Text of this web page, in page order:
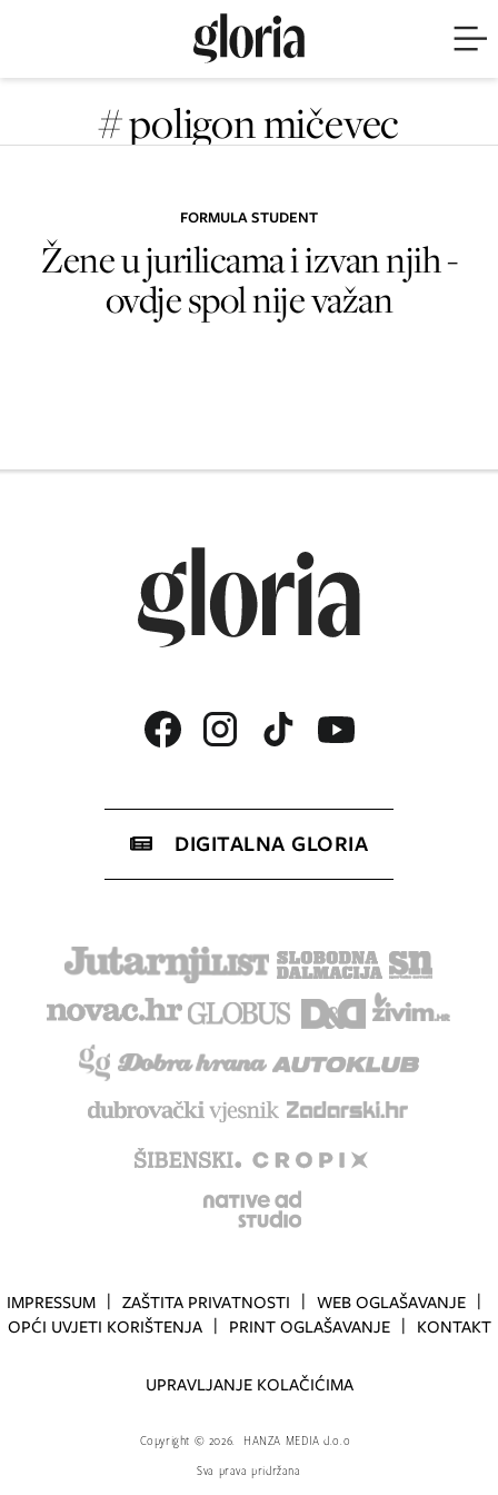
# poligon mičevec
FORMULA STUDENT
Žene u jurilicama i izvan njih -
ovdje spol nije važan
DIGITALNA GLORIA
IMPRESSUM ZAŠTITA PRIVATNOSTI
WEB OGLAŠAVANJE
OPĆI UVJETI KORIŠTENJA
PRINT OGLAŠAVANJE KONTAKT
UPRAVLJANJE KOLAČIĆIMA
Copyright © 2026.
HANZA MEDIA d.o.o
Sva prava pridržana